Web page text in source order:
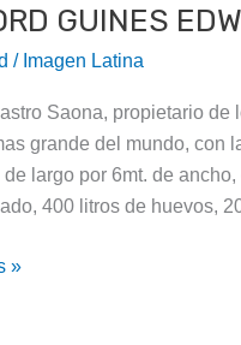
GUINES
/ Imagen Latina
Saona, propietario
grande del mundo, con
de largo por 6mt. de
400 litros de huevos,
»